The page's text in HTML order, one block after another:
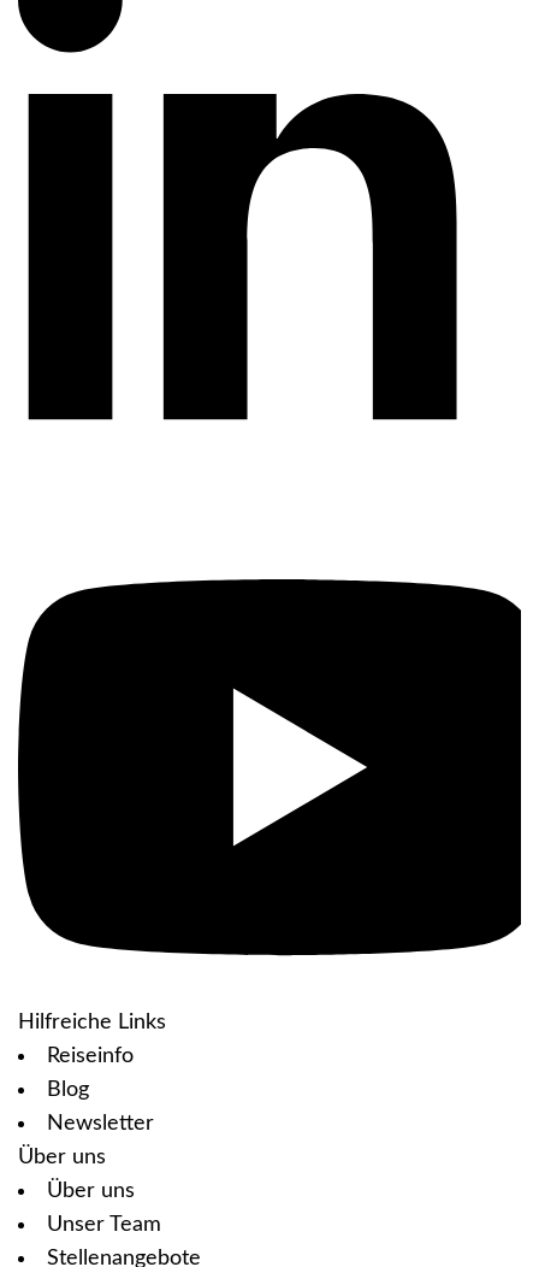
Hilfreiche Links
Reiseinfo
Blog
Newsletter
Über uns
Über uns
Unser Team
Stellenangebote